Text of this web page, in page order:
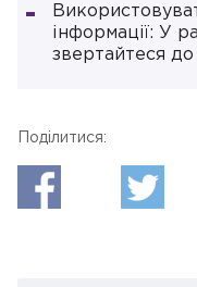
інформації: У
звертайтеся до
Поділитися: